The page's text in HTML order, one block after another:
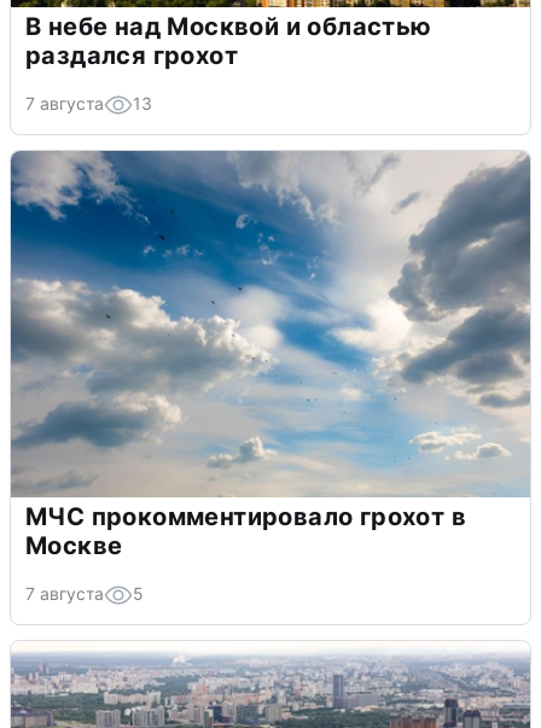
В небе над Москвой и областью
раздался грохот
7 августа 13
МЧС прокомментировало грохот в
Москве
7 августа 5